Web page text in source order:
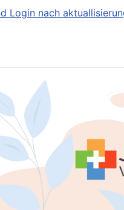
Login nach